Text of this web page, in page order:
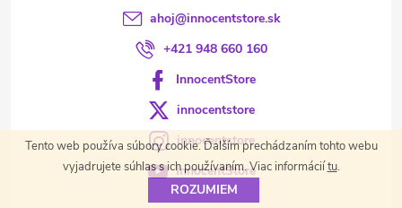
Tento web používa súbory cookie. Ďalším prechádzaním tohto webu
vyjadrujete súhlas s ich používaním. Viac informáciítu.
ROZUMIEM
ahoj@innocentstore.sk
+421 948 660 160
InnocentStore
innocentstore
innocentstore
InnocentStore